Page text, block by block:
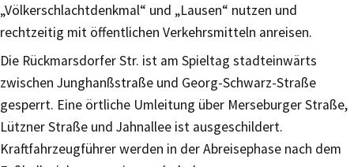
„Völkerschlachtdenkmal“ und „Lausen“ nutzen und
rechtzeitig mit öffentlichen Verkehrsmitteln anreisen.
Die Rückmarsdorfer Str. ist am Spieltag stadteinwärts
zwischen Junghanßstraße und Georg-Schwarz-Straße
gesperrt. Eine örtliche Umleitung über Merseburger Straße,
Lützner Straße und Jahnallee ist ausgeschildert.
Kraftfahrzeugführer werden in der Abreisephase nach dem